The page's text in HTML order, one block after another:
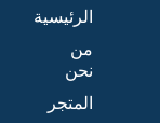
الرئيسية
من
نحن
المتجر